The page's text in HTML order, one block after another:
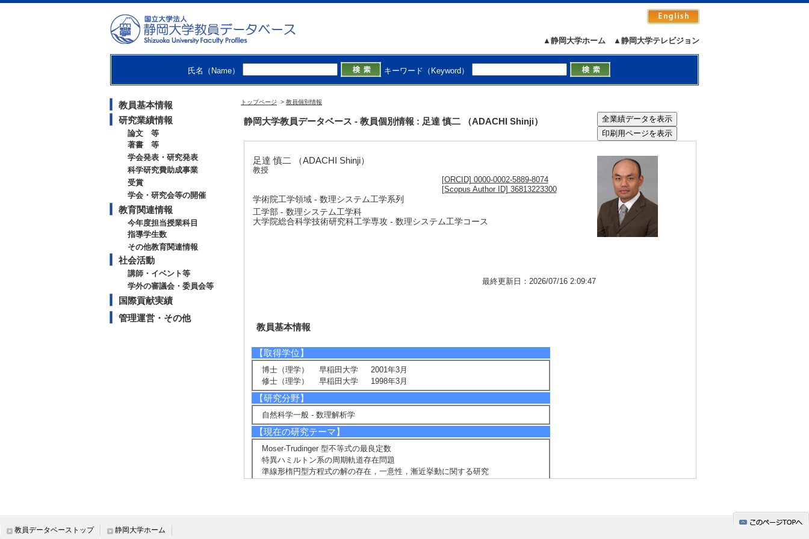
▲静岡大学テレビジョン
▲静岡大学ホーム
氏名（Name） キーワード（Keyword）
教員基本情報
研究業績情報
論文 等
著書 等
学会発表・研究発表
科学研究費助成事業
受賞
学会・研究会等の開催
教育関連情報
今年度担当授業科目
指導学生数
その他教育関連情報
社会活動
講師・イベント等
学外の審議会・委員会等
国際貢献実績
管理運営・その他
トップページ > 教員個別情報
静岡大学教員データベース - 教員個別情報 : 足達 慎二 （ADACHI Shinji）
足達 慎二 （ADACHI Shinji）
教授
[ORCID] 0000-0002-5889-8074
[Scopus Author ID] 36813223300
学術院工学領域 - 数理システム工学系列
工学部 - 数理システム工学科
大学院総合科学技術研究科工学専攻 - 数理システム工学コース
最終更新日：2026/07/16 2:09:47
教員基本情報
【取得学位】
博士（理学） 早稲田大学 2001年3月
修士（理学） 早稲田大学 1998年3月
【研究分野】
自然科学一般 - 数理解析学
【現在の研究テーマ】
Moser-Trudinger 型不等式の最良定数
特異ハミルトン系の周期軌道存在問題
準線形楕円型方程式の解の存在，一意性，漸近挙動に関する研究
変分問題, 微分方程式
教員データベーストップ 静岡大学ホーム